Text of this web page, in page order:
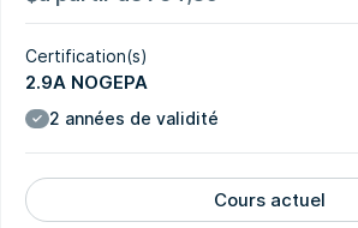
Certification(s)
2.9A NOGEPA
2 années de validité
Cours actuel